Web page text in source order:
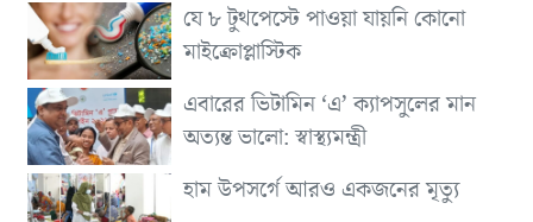
যে ৮ টুথপেস্টে পাওয়া যায়নি কোনো
মাইক্রোপ্লাস্টিক
এবারের ভিটামিন ‘এ’ ক্যাপসুলের মান
অত্যন্ত ভালো: স্বাস্থ্যমন্ত্রী
হাম উপসর্গে আরও একজনের মৃত্যু